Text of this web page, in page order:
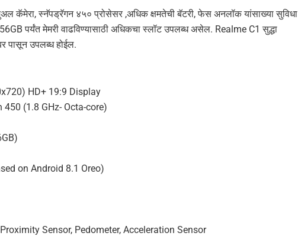
कॅमेरा, स्नॅपड्रॅगन ४५० प्रोसेसर ,अधिक क्षमतेची बॅटरी, फेस अनलॉक यांसाख्या सुविधा
पर्यंत मेमरी वाढविण्यासाठी अधिकचा स्लॉट उपलब्ध असेल. Realme C1 सुद्धा
पासून उपलब्ध होईल.
HD+ 19:9 Display
(1.8 GHz- Octa-core)
on Android 8.1 Oreo)
Sensor, Pedometer, Acceleration Sensor